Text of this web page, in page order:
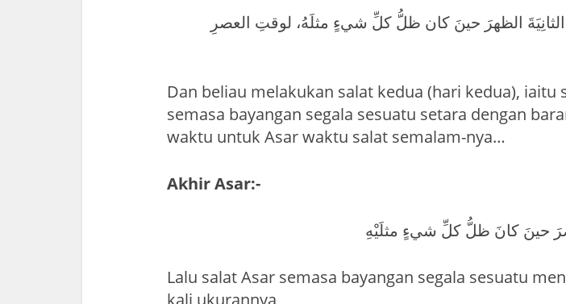
الظهرَ حينَ كان ظلُّ كلِّ شيءٍ مثلَهُ، لوقتِ العصرِ
Dan beliau melakukan salat kedua (hari kedua), iaitu
semasa bayangan segala sesuatu setara dengan
waktu untuk Asar waktu salat semalam-nya…
Akhir Asar:-
حينَ كانَ ظلُّ كلِّ شيءٍ مثلَيْهِ
Lalu salat Asar semasa bayangan segala sesuatu
kali ukurannya